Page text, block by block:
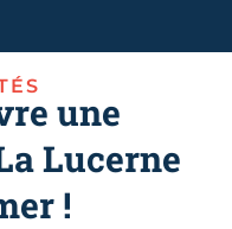
une
Lucerne
!